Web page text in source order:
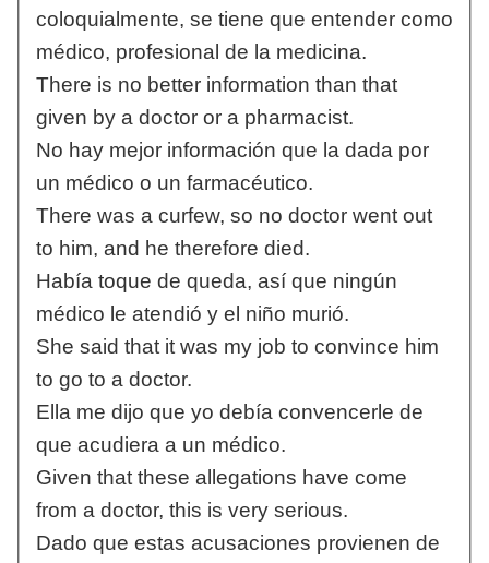
coloquialmente, se tiene que entender como
médico, profesional de la medicina.
There is no better information than that
given by a doctor or a pharmacist.
No hay mejor información que la dada por
un médico o un farmacéutico.
There was a curfew, so no doctor went out
to him, and he therefore died.
Había toque de queda, así que ningún
médico le atendió y el niño murió.
She said that it was my job to convince him
to go to a doctor.
Ella me dijo que yo debía convencerle de
que acudiera a un médico.
Given that these allegations have come
from a doctor, this is very serious.
Dado que estas acusaciones provienen de